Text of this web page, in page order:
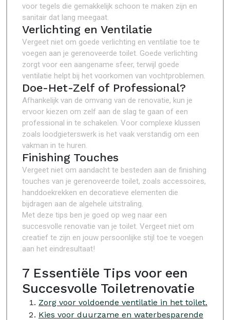
voor tegels die gemakkelijk schoon te maken zijn en
sanitair dat lang meegaat.
Verlichting en Ventilatie
Vergeet niet om goede verlichting en ventilatie toe te
voegen aan je gerenoveerde toilet. Goede verlichting
zorgt voor een aangename sfeer, terwijl goede
ventilatie helpt bij het voorkomen van vochtproblemen.
Doe-Het-Zelf of Professional?
Afhankelijk van de omvang van de renovatie, kun je
ervoor kiezen om zelf aan de slag te gaan of een
professional in te schakelen. Voor complexe klussen
zoals loodgieterswerk is het vaak verstandig om een
vakman in te huren.
Finishing Touches
Vergeet niet om aandacht te besteden aan de finishing
touches van je gerenoveerde toilet, zoals accessoires,
handdoekrekken en decoratieve elementen die
bijdragen aan de algehele uitstraling.
Met deze tips ben je goed op weg naar een
succesvolle renovatie van je toilet. Vergeet niet om
creatief te zijn en jouw persoonlijke stijl toe te voegen
aan het eindresultaat!
7 Essentiële Tips voor een
Succesvolle Toiletrenovatie
Zorg voor voldoende ventilatie in het toilet.
Kies voor duurzame en waterbesparende